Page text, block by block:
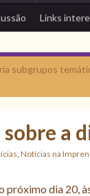
Links
subgrupos
sobre a
, Notícias na
próximo dia 20,